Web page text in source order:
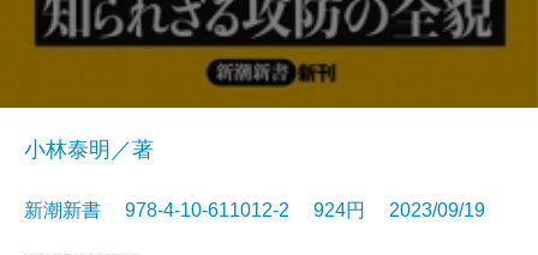
小林泰明／著
新潮新書 978-4-10-611012-2 924円 2023/09/19